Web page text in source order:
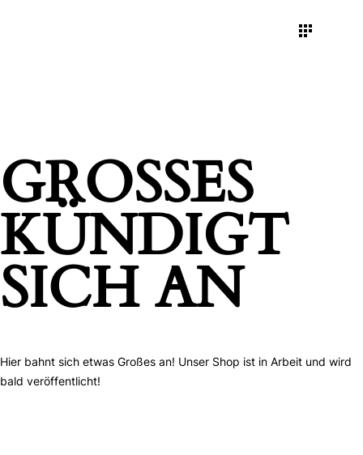
GROSSES K
ÜNDIGT S
ICH AN
Hier bahnt sich etwas Großes an! Unser Shop ist in Arbeit und wird
bald veröffentlicht!